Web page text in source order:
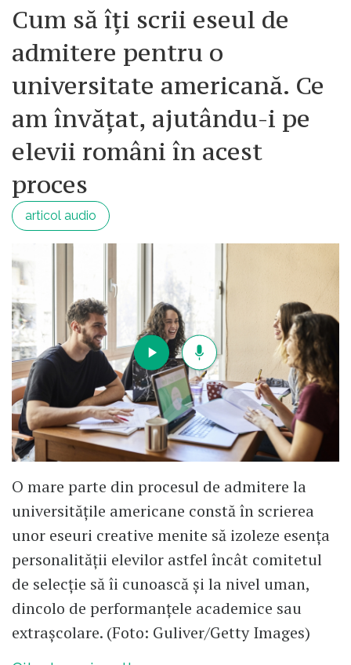
Cum să îți scrii eseul de
admitere pentru o
universitate americană. Ce
am învățat, ajutându-i pe
elevii români în acest
proces
articol audio
O mare parte din procesul de admitere la
universitățile americane constă în scrierea
unor eseuri creative menite să izoleze esența
personalității elevilor astfel încât comitetul
de selecție să îi cunoască și la nivel uman,
dincolo de performanțele academice sau
extrașcolare. (Foto: Guliver/Getty Images)